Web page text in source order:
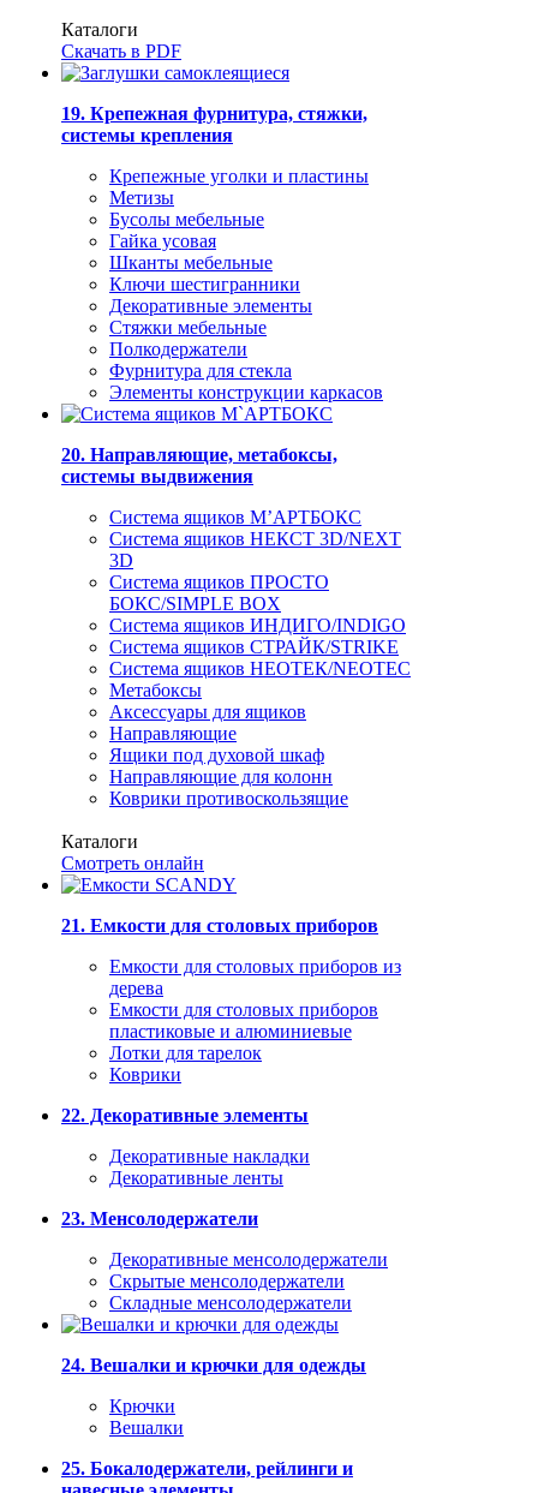
Каталоги
Скачать в PDF
19. Крепежная фурнитура, стяжки,
системы крепления
Крепежные уголки и пластины
Метизы
Бусолы мебельные
Гайка усовая
Шканты мебельные
Ключи шестигранники
Декоративные элементы
Стяжки мебельные
Полкодержатели
Фурнитура для стекла
Элементы конструкции каркасов
20. Направляющие, метабоксы,
системы выдвижения
Система ящиков М’АРТБОКС
Система ящиков НЕКСТ 3D/NEXT
3D
Система ящиков ПРОСТО
БОКС/SIMPLE BOX
Система ящиков ИНДИГО/INDIGO
Система ящиков СТРАЙК/STRIKE
Система ящиков НЕОТЕК/NEOTEC
Метабоксы
Аксессуары для ящиков
Направляющие
Ящики под духовой шкаф
Направляющие для колонн
Коврики противоскользящие
Каталоги
Смотреть онлайн
21. Емкости для столовых приборов
Емкости для столовых приборов из
дерева
Емкости для столовых приборов
пластиковые и алюминиевые
Лотки для тарелок
Коврики
22. Декоративные элементы
Декоративные накладки
Декоративные ленты
23. Менсолодержатели
Декоративные менсолодержатели
Скрытые менсолодержатели
Складные менсолодержатели
24. Вешалки и крючки для одежды
Крючки
Вешалки
25. Бокалодержатели, рейлинги и